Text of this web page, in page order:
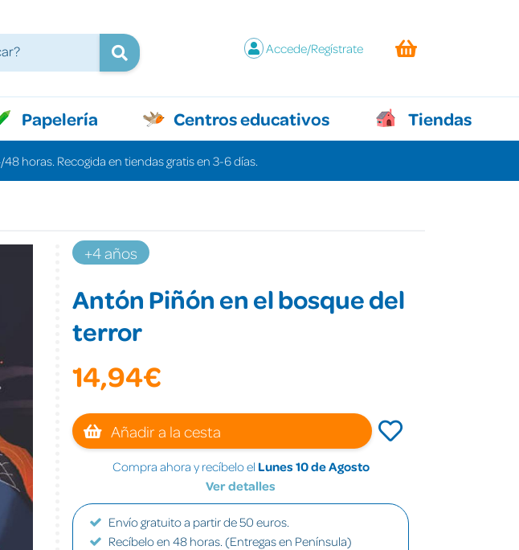
Accede/Regístrate
Papelería Centros educativos Tiendas
horas. Recogida en tiendas gratis en 3-6 días.
+4 años
Antón Piñón en el bosque del
terror
14,94€
Añadir a la cesta
Compra ahora y recíbelo el Lunes 10 de Agosto
Ver detalles
Envío gratuito a partir de 50 euros.
Recíbelo en 48 horas. (Entregas en Península)